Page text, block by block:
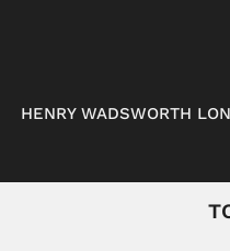
HENRY WADSWORTH